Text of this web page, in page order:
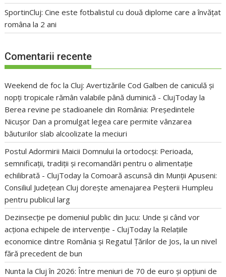
SportinCluj: Cine este fotbalistul cu două diplome care a învățat
româna la 2 ani
Comentarii recente
Weekend de foc la Cluj: Avertizările Cod Galben de caniculă și
nopți tropicale rămân valabile până duminică - ClujToday la
Berea revine pe stadioanele din România: Președintele
Nicușor Dan a promulgat legea care permite vânzarea
băuturilor slab alcoolizate la meciuri
Postul Adormirii Maicii Domnului la ortodocși: Perioada,
semnificații, tradiții și recomandări pentru o alimentație
echilibrată - ClujToday laComoară ascunsă din Munții Apuseni:
Consiliul Județean Cluj dorește amenajarea Peșterii Humpleu
pentru publicul larg
Dezinsecție pe domeniul public din Jucu: Unde și când vor
acționa echipele de intervenție - ClujToday la Relațiile
economice dintre România și Regatul Țărilor de Jos, la un nivel
fără precedent de bun
Nunta la Cluj în 2026: Între meniuri de 70 de euro și opțiuni de